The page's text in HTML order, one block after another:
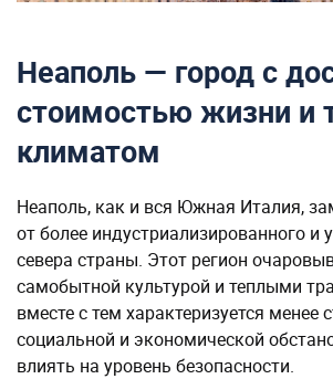
Неаполь — город с
стоимостью жизни и
климатом
Неаполь, как и вся Южная Италия,
от более индустриализированного и
севера страны. Этот регион
самобытной культурой и теплыми
вместе с тем характеризуется менее
социальной и экономической
влиять на уровень безопасности.